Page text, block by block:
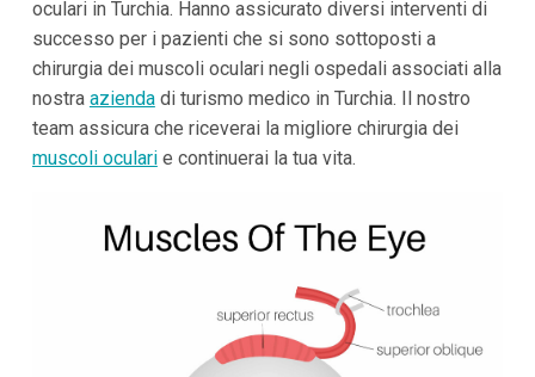
oculari in Turchia. Hanno assicurato diversi interventi di
successo per i pazienti che si sono sottoposti a
chirurgia dei muscoli oculari negli ospedali associati alla
nostra aziendadi turismo medico in Turchia. Il nostro
team assicura che riceverai la migliore chirurgia dei
muscoli ocularie continuerai la tua vita.